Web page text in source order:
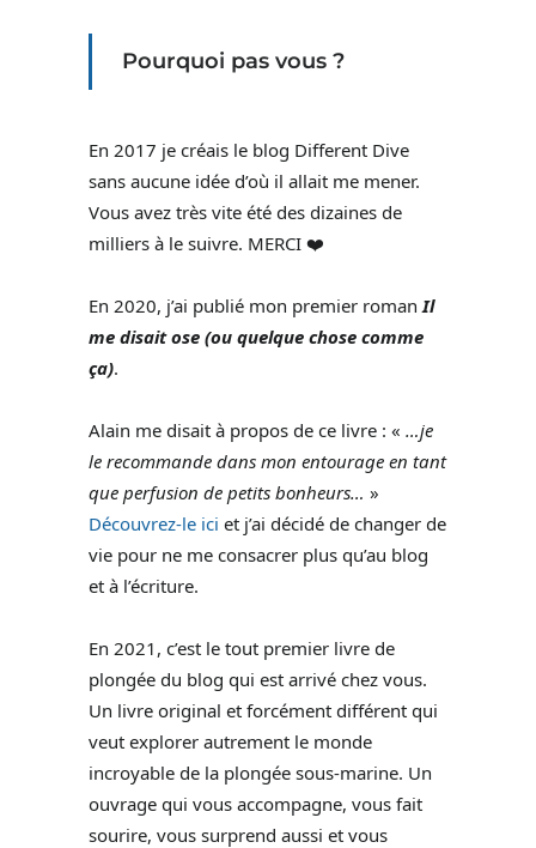
Pourquoi pas vous ?
En 2017 je créais le blog Different Dive
sans aucune idée d’où il allait me mener.
Vous avez très vite été des dizaines de
milliers à le suivre. MERCI ❤️
En 2020, j’ai publié mon premier roman Il
me disait ose (ou quelque chose comme
ça).
Alain me disait à propos de ce livre : « …je
le recommande dans mon entourage en tant
que perfusion de petits bonheurs… »
Découvrez-le ici et j’ai décidé de changer de
vie pour ne me consacrer plus qu’au blog
et à l’écriture.
En 2021, c’est le tout premier livre de
plongée du blog qui est arrivé chez vous.
Un livre original et forcément différent qui
veut explorer autrement le monde
incroyable de la plongée sous-marine. Un
ouvrage qui vous accompagne, vous fait
sourire, vous surprend aussi et vous